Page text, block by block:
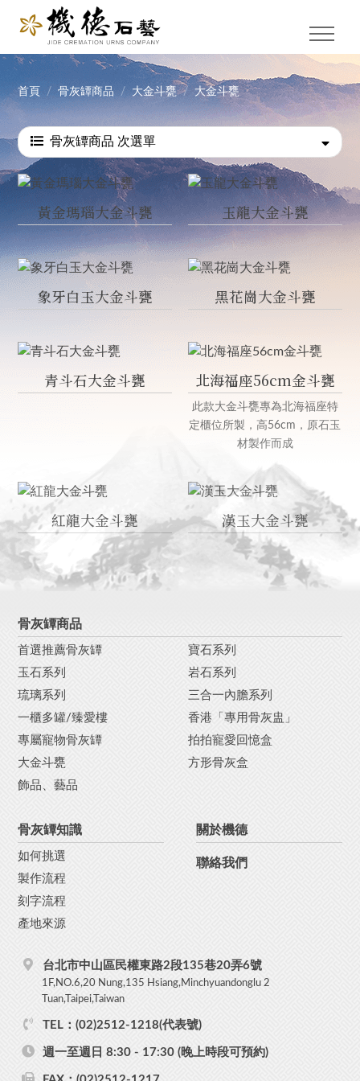
首頁 骨灰罈商品 大金斗甕 大金斗甕
骨灰罈商品 次選單
黃金瑪瑙大金斗甕 玉龍大金斗甕
象牙白玉大金斗甕 黑花崗大金斗甕
青斗石大金斗甕 北海福座56cm金斗甕
此款大金斗甕專為北海福座特
定櫃位所製，高56cm，原石玉
材製作而成
紅龍大金斗甕 漢玉大金斗甕
台北市中山區民權東路2段135巷20弄6號
1F,NO.6,20 Nung,135 Hsiang,Minchyuandonglu 2
Tuan,Taipei,Taiwan
TEL：(02)2512-1218(代表號)
週一至週日 8:30 - 17:30 (晚上時段可預約)
骨灰罈商品
首選推薦骨灰罈
寶石系列
玉石系列
岩石系列
琉璃系列
三合一內膽系列
一櫃多罐/臻愛樓
香港「專用骨灰盅」
專屬寵物骨灰罈
拍拍寵愛回憶盒
大金斗甕
方形骨灰盒
飾品、藝品
骨灰罈知識
如何挑選
製作流程
刻字流程
產地來源
關於機德
聯絡我們